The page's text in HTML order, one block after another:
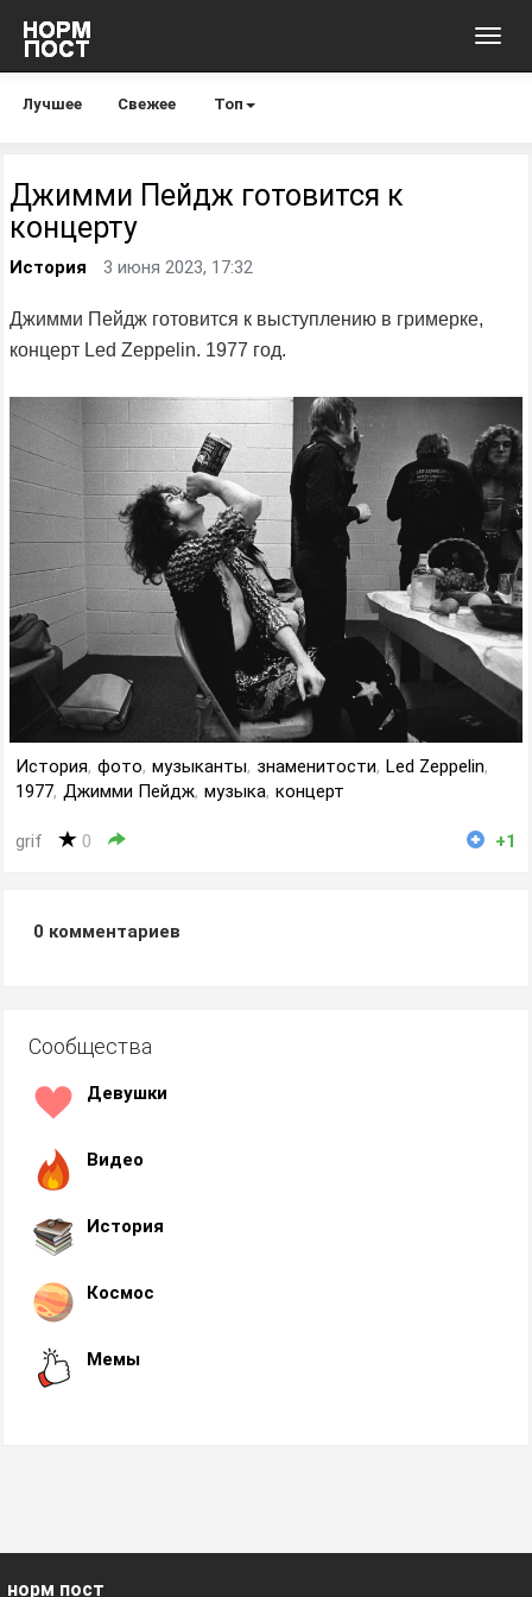
Лучшее Свежее Топ
Джимми Пейдж готовится к
концерту
История 3 июня 2023, 17:32
Джимми Пейдж готовится к выступлению в гримерке,
концерт Led Zeppelin. 1977 год.
История, фото, музыканты, знаменитости, Led Zeppelin,
1977, Джимми Пейдж, музыка, концерт
grif 0 +1
0 комментариев
Сообщества
Девушки
Видео
История
Космос
Мемы
норм пост